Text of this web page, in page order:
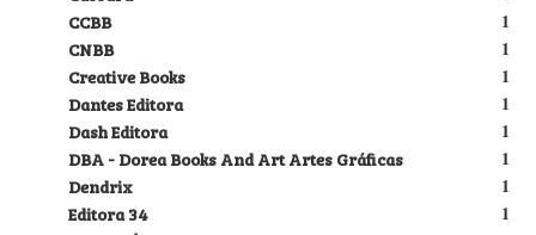
1
CCBB
1
CNBB
1
Creative Books
1
Dantes Editora
1
Dash Editora
1
DBA - Dorea Books And Art Artes Gráficas
1
Dendrix
1
Editora 34